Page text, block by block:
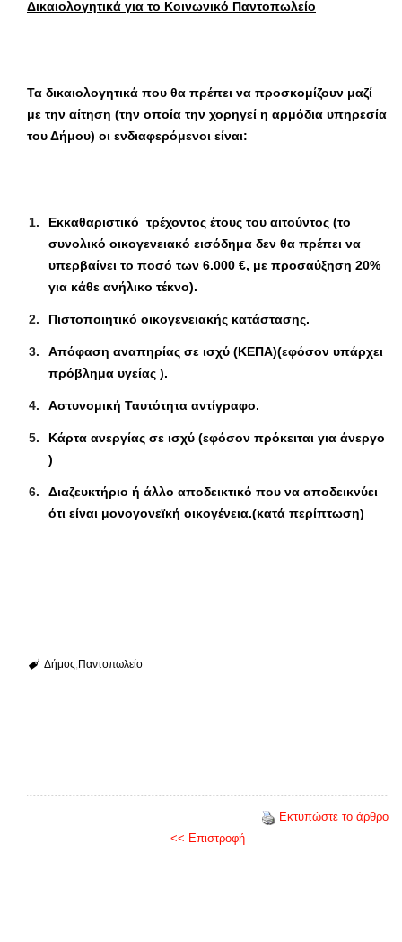
Δικαιολογητικά για το Κοινωνικό Παντοπωλείο
Τα δικαιολογητικά που θα πρέπει να προσκομίζουν μαζί
με την αίτηση (την οποία την χορηγεί η αρμόδια υπηρεσία
του Δήμου) οι ενδιαφερόμενοι είναι:
Εκκαθαριστικό τρέχοντος έτους του αιτούντος (το
συνολικό οικογενειακό εισόδημα δεν θα πρέπει να
υπερβαίνει το ποσό των 6.000 €, με προσαύξηση 20%
για κάθε ανήλικο τέκνο).
Πιστοποιητικό οικογενειακής κατάστασης.
Απόφαση αναπηρίας σε ισχύ (ΚΕΠΑ)(εφόσον υπάρχει
πρόβλημα υγείας ).
Αστυνομική Ταυτότητα αντίγραφο.
Κάρτα ανεργίας σε ισχύ (εφόσον πρόκειται για άνεργο
)
Διαζευκτήριο ή άλλο αποδεικτικό που να αποδεικνύει
ότι είναι μονογονεϊκή οικογένεια.(κατά περίπτωση)
Δήμος Παντοπωλείο
Εκτυπώστε το άρθρο
<< Επιστροφή